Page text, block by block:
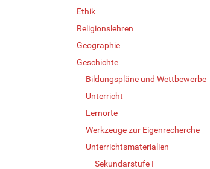
Ethik
Religionslehren
Geographie
Geschichte
Bildungspläne und Wettbewerbe
Unterricht
Lernorte
Werkzeuge zur Eigenrecherche
Unterrichtsmaterialien
Sekundarstufe I